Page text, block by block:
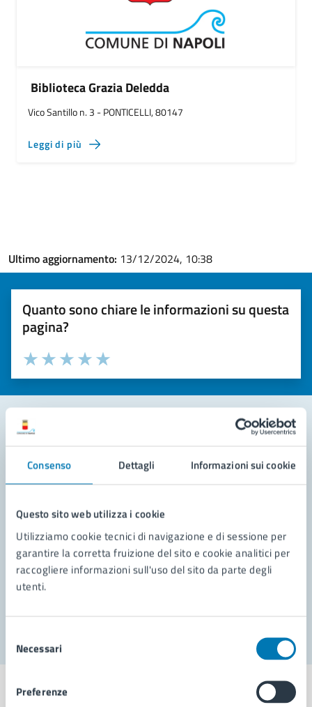
Consenso Dettagli Informazioni sui cookie
Questo sito web utilizza i cookie
Utilizziamo cookie tecnici di navigazione e di sessione per
garantire la corretta fruizione del sito e cookie analitici per
raccogliere informazioni sull'uso del sito da parte degli
utenti.
delNecessari
Preferenze
Biblioteca Grazia Deledda
Vico Santillo n. 3 - PONTICELLI, 80147
Leggi di più
Ultimo aggiornamento: 13/12/2024, 10:38
Quanto sono chiare le informazioni su questa
pagina?
Valuta la chiarezza delle informazioni (da 1 a 5 stelle)
Seleziona il numero di stelle per valutare la chiarezza delle
Valuta 5 stelle su 5
Valuta 4 stelle su 5
Valuta 3 stelle su 5
Valuta 2 stelle su 5
Valuta 1 stelle su 5
Leggi le domande frequenti
Richiedi assistenza
Prenota appuntamento
Problemi in città